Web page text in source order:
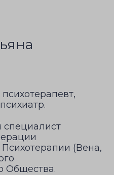
(Вена,
Общества.